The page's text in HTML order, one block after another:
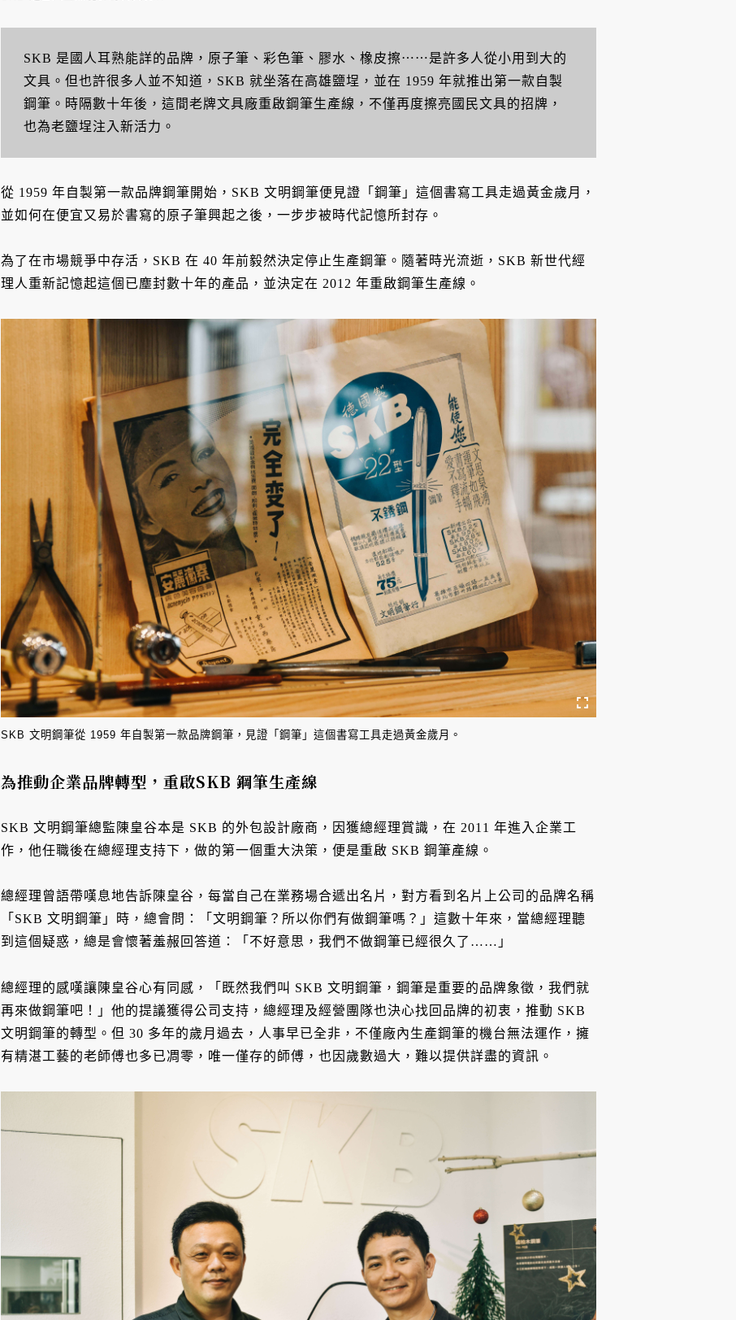
SKB 是國人耳熟能詳的品牌，原子筆、彩色筆、膠水、橡皮擦⋯⋯是許多人從小用到大的
文具。但也許很多人並不知道，SKB 就坐落在高雄鹽埕，並在 1959 年就推出第一款自製
鋼筆。時隔數十年後，這間老牌文具廠重啟鋼筆生產線，不僅再度擦亮國民文具的招牌，
也為老鹽埕注入新活力。
從 1959 年自製第一款品牌鋼筆開始，SKB 文明鋼筆便見證「鋼筆」這個書寫工具走過黃金歲月，
並如何在便宜又易於書寫的原子筆興起之後，一步步被時代記憶所封存。
為了在市場競爭中存活，SKB 在 40 年前毅然決定停止生產鋼筆。隨著時光流逝，SKB 新世代經
理人重新記憶起這個已塵封數十年的產品，並決定在 2012 年重啟鋼筆生產線。
SKB 文明鋼筆從 1959 年自製第一款品牌鋼筆，見證「鋼筆」這個書寫工具走過黃金歲月。
為推動企業品牌轉型，重啟SKB 鋼筆生產線
SKB 文明鋼筆總監陳皇谷本是 SKB 的外包設計廠商，因獲總經理賞識，在 2011 年進入企業工
作，他任職後在總經理支持下，做的第一個重大決策，便是重啟 SKB 鋼筆產線。
總經理曾語帶嘆息地告訴陳皇谷，每當自己在業務場合遞出名片，對方看到名片上公司的品牌名稱
「SKB 文明鋼筆」時，總會問：「文明鋼筆？所以你們有做鋼筆嗎？」這數十年來，當總經理聽
到這個疑惑，總是會懷著羞赧回答道：「不好意思，我們不做鋼筆已經很久了……」
總經理的感嘆讓陳皇谷心有同感，「既然我們叫 SKB 文明鋼筆，鋼筆是重要的品牌象徵，我們就
再來做鋼筆吧！」他的提議獲得公司支持，總經理及經營團隊也決心找回品牌的初衷，推動 SKB
文明鋼筆的轉型。但 30 多年的歲月過去，人事早已全非，不僅廠內生產鋼筆的機台無法運作，擁
有精湛工藝的老師傅也多已凋零，唯一僅存的師傅，也因歲數過大，難以提供詳盡的資訊。